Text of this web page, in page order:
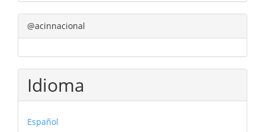
@acinnacional
Idioma
Español